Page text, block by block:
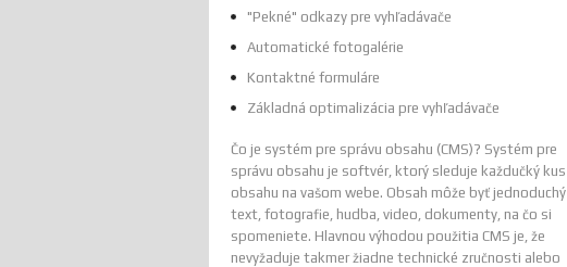
"Pekné" odkazy pre vyhľadávače
Automatické fotogalérie
Kontaktné formuláre
Základná optimalizácia pre vyhľadávače
Čo je systém pre správu obsahu (CMS)? Systém pre
správu obsahu je softvér, ktorý sleduje každučký kus
obsahu na vašom webe. Obsah môže byť jednoduchý
text, fotografie, hudba, video, dokumenty, na čo si
spomeniete. Hlavnou výhodou použitia CMS je, že
nevyžaduje takmer žiadne technické zručnosti alebo